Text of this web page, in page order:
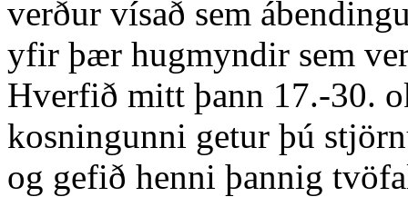
verður vísað sem
yfir þær hugmyndir sem
Hverfið mitt þann 17.-30.
kosningunni getur þú
og gefið henni þannig